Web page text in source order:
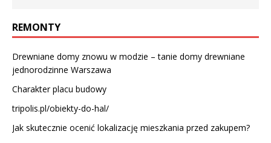
REMONTY
Drewniane domy znowu w modzie – tanie domy drewniane
jednorodzinne Warszawa
Charakter placu budowy
tripolis.pl/obiekty-do-hal/
Jak skutecznie ocenić lokalizację mieszkania przed zakupem?